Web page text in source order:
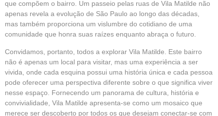
que compõem o bairro. Um passeio pelas ruas de Vila Matilde não
apenas revela a evolução de São Paulo ao longo das décadas,
mas também proporciona um vislumbre do cotidiano de uma
comunidade que honra suas raízes enquanto abraça o futuro.
Convidamos, portanto, todos a explorar Vila Matilde. Este bairro
não é apenas um local para visitar, mas uma experiência a ser
vivida, onde cada esquina possui uma história única e cada pessoa
pode oferecer uma perspectiva diferente sobre o que significa viver
nesse espaço. Fornecendo um panorama de cultura, história e
convivialidade, Vila Matilde apresenta-se como um mosaico que
merece ser descoberto por todos os que desejam conectar-se com